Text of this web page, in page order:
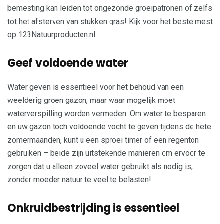
bemesting kan leiden tot ongezonde groeipatronen of zelfs
tot het afsterven van stukken gras! Kijk voor het beste mest
op 123Natuurproducten.nl.
Geef voldoende water
Water geven is essentieel voor het behoud van een
weelderig groen gazon, maar waar mogelijk moet
waterverspilling worden vermeden. Om water te besparen
en uw gazon toch voldoende vocht te geven tijdens de hete
zomermaanden, kunt u een sproei timer of een regenton
gebruiken – beide zijn uitstekende manieren om ervoor te
zorgen dat u alleen zoveel water gebruikt als nodig is,
zonder moeder natuur te veel te belasten!
Onkruidbestrijding is essentieel